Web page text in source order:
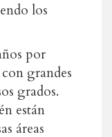
los
por
grandes
grados.
están
áreas